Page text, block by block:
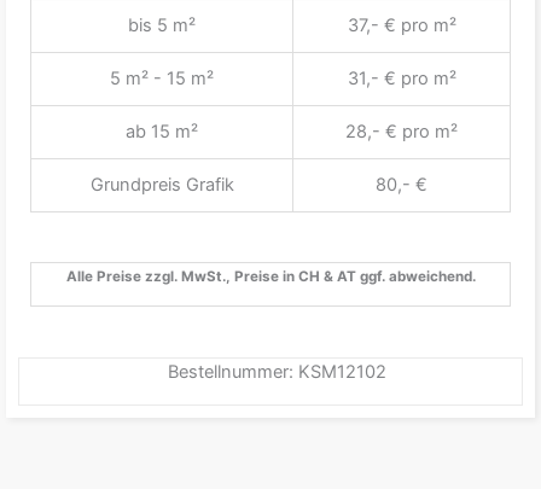
bis 5 m² 37,- € pro m²
5 m² - 15 m² 31,- € pro m²
ab 15 m² 28,- € pro m²
Grundpreis Grafik 80,- €
Alle Preise zzgl. MwSt., Preise in CH & AT ggf. abweichend.
Bestellnummer: KSM12102